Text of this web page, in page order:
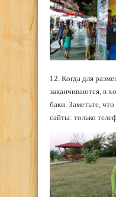
12. Когда для
заканчиваются, в
баки. Заметьте,
сайты: только